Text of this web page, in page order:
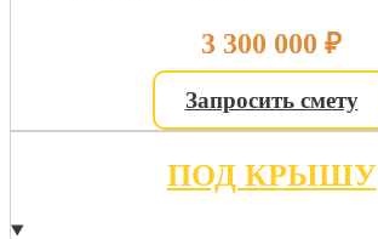
3 300 000 ₽
Запросить смету
ПОД КРЫШУ